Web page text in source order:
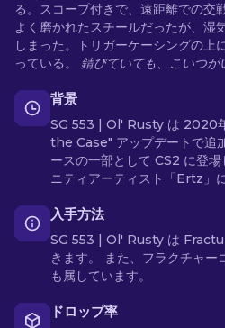
る。スコープ付きで、遠距離での交
よく磨かれたスチールだったが、湿
しまった。トリガーケーシングの
っている。 錆びていても、こいつが
背景
SG 553 | Ol' Rusty は 2020
the Case" アップデートで追
ースの一部として CS2 に登
ニティアーティスト「Ertz」
入手方法
SG 553 | Ol' Rusty は
きます。 また、フラクチャー
も属しています。
ドロップ率